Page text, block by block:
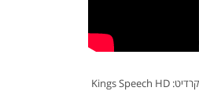
קרדיט: Kings Speech HD